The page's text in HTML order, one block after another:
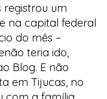
registrou um
na capital federal
do mês –
teria ido,
Blog. E não
em Tijucas, no